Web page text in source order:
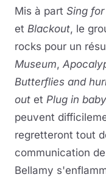
Mis à part Sing
et Blackout, le
rocks pour un
Museum,
Butterflies and
out et Plug in baby
peuvent
regretteront tout
communication
Bellamy